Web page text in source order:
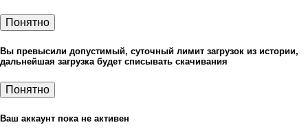
Понятно
Вы превысили допустимый, суточный лимит загрузок из истории,
дальнейшая загрузка будет списывать скачивания
Понятно
Ваш аккаунт пока не активен